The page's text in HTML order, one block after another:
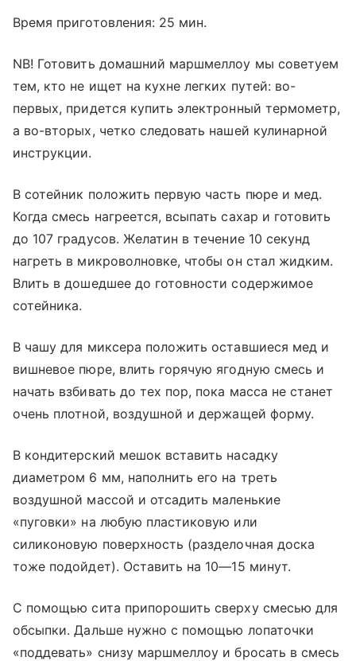
Время приготовления: 25 мин.
NB! Готовить домашний маршмеллоу мы советуем
тем, кто не ищет на кухне легких путей: во-
первых, придется купить электронный термометр,
а во-вторых, четко следовать нашей кулинарной
инструкции.
В сотейник положить первую часть пюре и мед.
Когда смесь нагреется, всыпать сахар и готовить
до 107 градусов. Желатин в течение 10 секунд
нагреть в микроволновке, чтобы он стал жидким.
Влить в дошедшее до готовности содержимое
сотейника.
В чашу для миксера положить оставшиеся мед и
вишневое пюре, влить горячую ягодную смесь и
начать взбивать до тех пор, пока масса не станет
очень плотной, воздушной и держащей форму.
В кондитерский мешок вставить насадку
диаметром 6 мм, наполнить его на треть
воздушной массой и отсадить маленькие
«пуговки» на любую пластиковую или
силиконовую поверхность (разделочная доска
тоже подойдет). Оставить на 10—15 минут.
С помощью сита припорошить сверху смесью для
обсыпки. Дальше нужно с помощью лопаточки
«поддевать» снизу маршмеллоу и бросать в смесь